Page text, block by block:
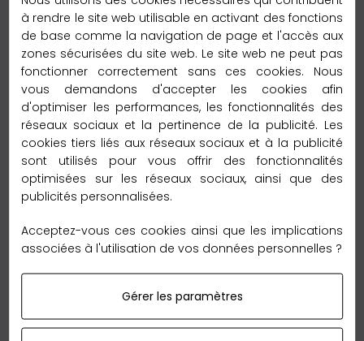
Livraison Express
Délai de livraison :
– 2 à 3 jours vers la France métroplitaine
Délai de livraison :
– 2 à 5 jours vers l’Europe
Délai de livraison :
– 6 à 12 jours vers le reste du monde
Garantie Retour 60 jours
à rendre le site web utilisable en activant des fonctions
de base comme la navigation de page et l'accès aux
zones sécurisées du site web. Le site web ne peut pas
fonctionner correctement sans ces cookies. Nous
vous demandons d'accepter les cookies afin
d'optimiser les performances, les fonctionnalités des
réseaux sociaux et la pertinence de la publicité. Les
cookies tiers liés aux réseaux sociaux et à la publicité
sont utilisés pour vous offrir des fonctionnalités
optimisées sur les réseaux sociaux, ainsi que des
publicités personnalisées.
Acceptez-vous ces cookies ainsi que les implications
associées à l'utilisation de vos données personnelles ?
Gérer les paramètres